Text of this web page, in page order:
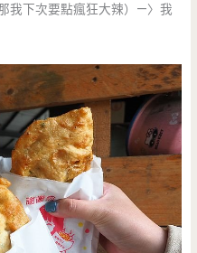
我下次要點瘋狂大辣）—〉我